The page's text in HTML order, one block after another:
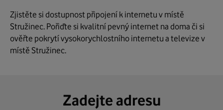
Zjistěte si dostupnost připojení k internetu v místě
Stružinec. Pořiďte si kvalitní pevný internet na doma či si
ověřte pokrytí vysokorychlostního internetu a televize v
místě Stružinec.
Zadejte adresu